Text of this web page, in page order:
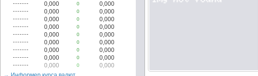
0,000
0
0,000
0,000
0
0,000
0,000
0
0,000
0,000
0
0,000
0,000
0
0,000
0,000
0
0,000
0,000
0
0,000
0,000
0
0,000
0,000
0
0,000